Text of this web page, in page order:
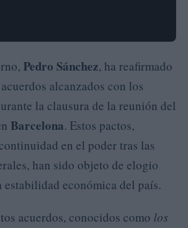
Pedro Sánchez, ha reafirmado
alcanzados con los
la clausura de la reunión del
Barcelona. Estos pactos,
en el poder tras las
han sido objeto de elogio
económica del país.
acuerdos, conocidos como los